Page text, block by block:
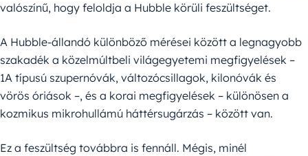
valószínű, hogy feloldja a Hubble körüli feszültséget.
A Hubble-állandó különböző mérései között a legnagyobb
szakadék a közelmúltbeli világegyetemi megfigyelések –
1A típusú szupernóvák, változócsillagok, kilonóvák és
vörös óriások –, és a korai megfigyelések – különösen a
kozmikus mikrohullámú háttérsugárzás – között van.
Ez a feszültség továbbra is fennáll. Mégis, minél